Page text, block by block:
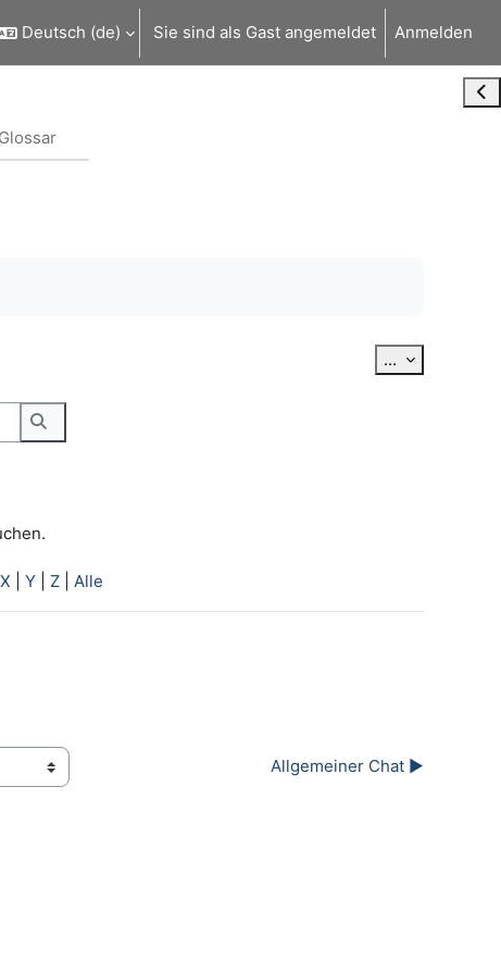
Deutsch ‎(de)‎ Sie sind als Gast angemeldet Anmelden
Glossar
... Einträge
Suchen
X Y Z Alle
Allgemeiner Chat ▶︎